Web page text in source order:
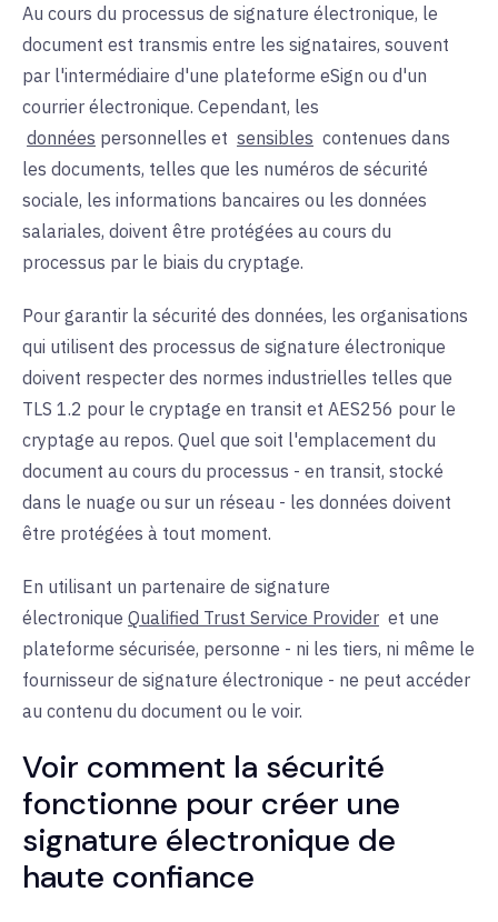
Au cours du processus de signature électronique, le
document est transmis entre les signataires, souvent
par l'intermédiaire d'une plateforme eSign ou d'un
courrier électronique. Cependant, les
données personnelles et sensibles contenues dans
les documents, telles que les numéros de sécurité
sociale, les informations bancaires ou les données
salariales, doivent être protégées au cours du
processus par le biais du cryptage.
Pour garantir la sécurité des données, les organisations
qui utilisent des processus de signature électronique
doivent respecter des normes industrielles telles que
TLS 1.2 pour le cryptage en transit et AES256 pour le
cryptage au repos. Quel que soit l'emplacement du
document au cours du processus - en transit, stocké
dans le nuage ou sur un réseau - les données doivent
être protégées à tout moment.
En utilisant un partenaire de signature
électronique Qualified Trust Service Provider et une
plateforme sécurisée, personne - ni les tiers, ni même le
fournisseur de signature électronique - ne peut accéder
au contenu du document ou le voir.
Voir comment la sécurité
fonctionne pour créer une
signature électronique de
haute confiance